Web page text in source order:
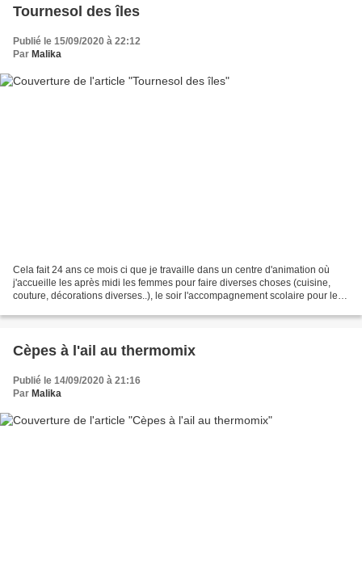
Tournesol des îles
Publié le 15/09/2020 à 22:12
Par Malika
Cela fait 24 ans ce mois ci que je travaille dans un centre d'animation où
j'accueille les après midi les femmes pour faire diverses choses (cuisine,
couture, décorations diverses..), le soir l'accompagnement scolaire pour les
Cèpes à l'ail au thermomix
Publié le 14/09/2020 à 21:16
Par Malika